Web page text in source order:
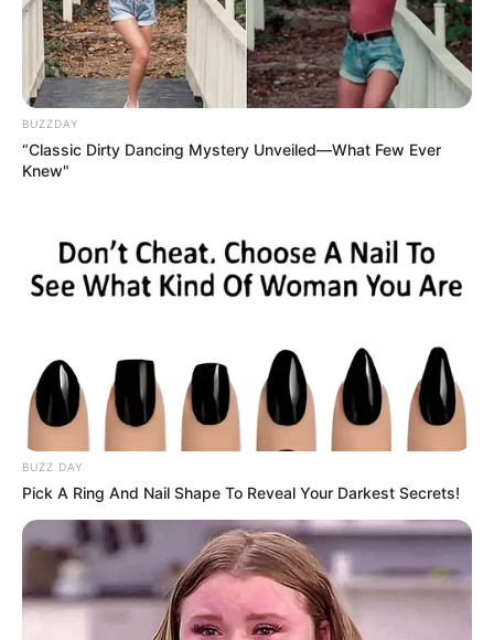
BUZZDAY
“Classic Dirty Dancing Mystery Unveiled—What Few Ever
Knew"
BUZZ DAY
Pick A Ring And Nail Shape To Reveal Your Darkest Secrets!